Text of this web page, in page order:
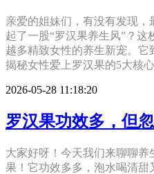
亲爱的姐妹们，有没有发现，
起了一股“罗汉果养生风”？这
越多精致女性的养生新宠。
揭秘女性爱上罗汉果的5大核心
2026-05-28 11:18:20
罗汉果功效多，但
大家好呀！今天我们来聊聊
果！它功效多多，泡水喝清甜